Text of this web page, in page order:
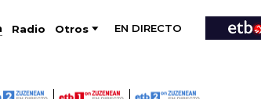
Radio Otros EN DIRECTO